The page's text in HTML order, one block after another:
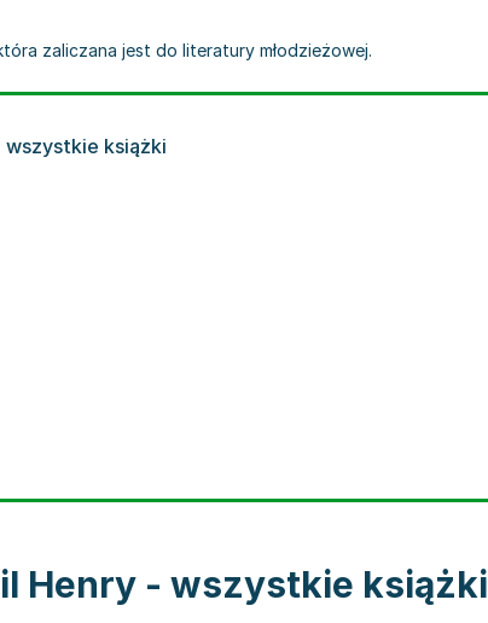
zaliczana jest do literatury młodzieżowej.
wszystkie książki
Henry - wszystkie książki